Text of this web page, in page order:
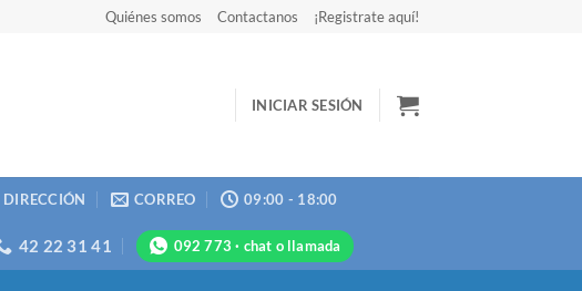
Quiénes somos Contactanos ¡Registrate aquí!
INICIAR SESIÓN
DIRECCIÓN CORREO 09:00 - 18:00
42 22 31 41 092 773 · chat o llamada